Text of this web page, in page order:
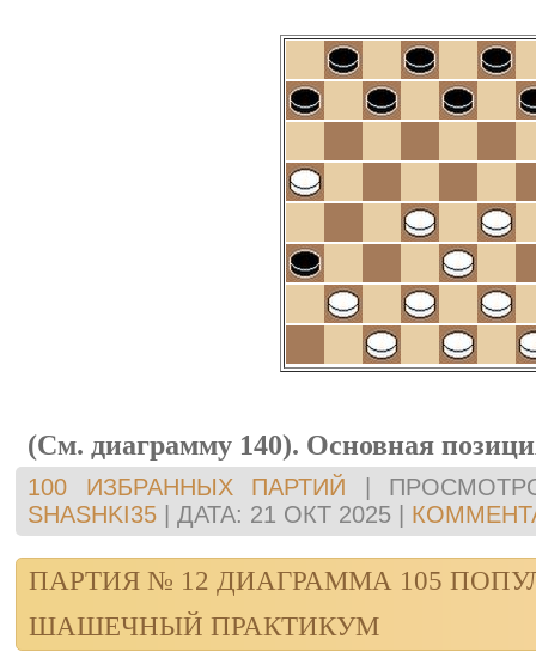
(См. диаграмму 140). Основная
100 ИЗБРАННЫХ ПАРТИЙ
SHASHKI35
ДАТА: 21 ОКТ 2025
ПАРТИЯ № 12 ДИАГРАММА 105
ШАШЕЧНЫЙ ПРАКТИКУМ